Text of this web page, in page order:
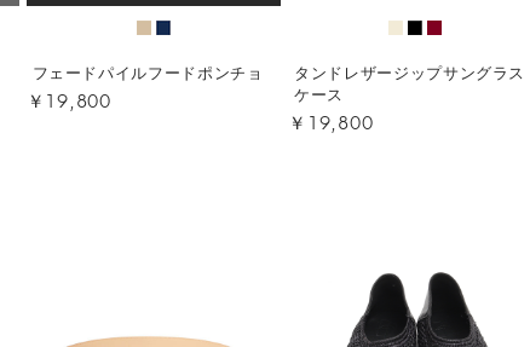
フェードパイルフードポンチョ
￥19,800
タンドレザージップサングラス
ケース
￥19,800